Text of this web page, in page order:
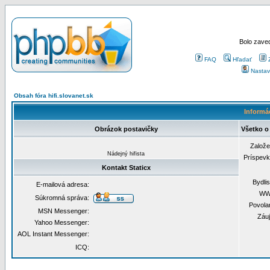
Bolo
FAQ Hľadať
Obsah fóra hifi.slovanet.sk
Obrázok postavičky Všetko
Nádejný hifista
Kontakt Staticx
E-mailová adresa:
Súkromná správa:
MSN Messenger:
Yahoo Messenger:
AOL Instant Messenger:
ICQ: